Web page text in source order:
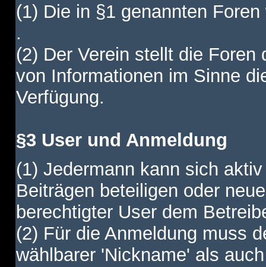
(1) Die in §1 genannten
.
(2) Der Verein stellt die
von Informationen im Sinne
Verfügung.
§3 User und Anmeldung
(1) Jedermann kann sich
Beiträgen beteiligen oder
berechtigter User dem
(2) Für die Anmeldung muss
wählbarer 'Nickname' als